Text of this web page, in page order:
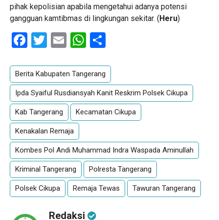
pihak kepolisian apabila mengetahui adanya potensi
gangguan kamtibmas di lingkungan sekitar. (Heru)
Facebook
Twitter
EmailWhatsApp
Berita Kabupaten Tangerang
Ipda Syaiful Rusdiansyah Kanit Reskrim Polsek Cikupa
Kab Tangerang Kecamatan Cikupa
Kenakalan Remaja
Kombes Pol Andi Muhammad Indra Waspada Aminullah
Kriminal Tangerang Polresta Tangerang
Polsek Cikupa Remaja Tewas Tawuran Tangerang
Redaksi